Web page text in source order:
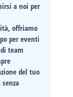
a noi per
offriamo
per eventi
team
del tuo